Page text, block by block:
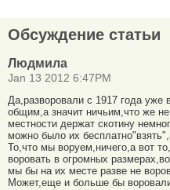
Обсуждение статьи
Людмила
Jan 13 2012 6:47PM
Да,разворовали с 1917 года
общим,а значит ничьим,что же
местности держат скотину
можно было их
То,что мы воруем,ничего,а вот
воровать в огромных
мы бы на их месте разве не
Может,еще и больше бы